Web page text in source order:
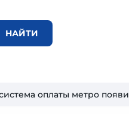
оплаты метро